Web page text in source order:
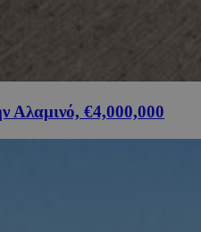
Αλαμινό, €4,000,000